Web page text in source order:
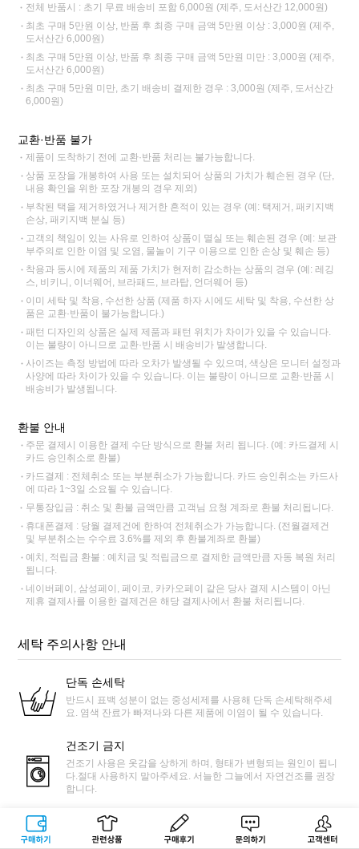
구매하기 관련상품 상품후기 문의하기 고객센터
전체 반품시 : 초기 무료 배송비 포함 6,000원 (제주, 도서산간 12,000원)
최초 구매 5만원 이상, 반품 후 최종 구매 금액 5만원 이상 : 3,000원 (제주,
도서산간 6,000원)
최초 구매 5만원 이상, 반품 후 최종 구매 금액 5만원 미만 : 3,000원 (제주,
도서산간 6,000원)
최초 구매 5만원 미만, 초기 배송비 결제한 경우 : 3,000원 (제주, 도서산간
6,000원)
교환·반품 불가
제품이 도착하기 전에 교환·반품 처리는 불가능합니다.
상품 포장을 개봉하여 사용 또는 설치되어 상품의 가치가 훼손된 경우 (단,
내용 확인을 위한 포장 개봉의 경우 제외)
부착된 택을 제거하였거나 제거한 흔적이 있는 경우 (예: 택제거, 패키지백
손상, 패키지백 분실 등)
고객의 책임이 있는 사유로 인하여 상품이 멸실 또는 훼손된 경우 (예: 보관
부주의로 인한 이염 및 오염, 물놀이 기구 이용으로 인한 손상 및 훼손 등)
착용과 동시에 제품의 제품 가치가 현저히 감소하는 상품의 경우 (예: 레깅
스, 비키니, 이너웨어, 브라패드, 브라탑, 언더웨어 등)
이미 세탁 및 착용, 수선한 상품 (제품 하자 시에도 세탁 및 착용, 수선한 상
품은 교환·반품이 불가능합니다.)
패턴 디자인의 상품은 실제 제품과 패턴 위치가 차이가 있을 수 있습니다.
이는 불량이 아니므로 교환·반품 시 배송비가 발생합니다.
사이즈는 측정 방법에 따라 오차가 발생될 수 있으며, 색상은 모니터 설정과
사양에 따라 차이가 있을 수 있습니다. 이는 불량이 아니므로 교환·반품 시
배송비가 발생됩니다.
환불 안내
주문 결제시 이용한 결제 수단 방식으로 환불 처리 됩니다. (예: 카드결제 시
카드 승인취소로 환불)
카드결제 : 전체취소 또는 부분취소가 가능합니다. 카드 승인취소는 카드사
에 따라 1~3일 소요될 수 있습니다.
무통장입금 : 취소 및 환불 금액만큼 고객님 요청 계좌로 환불 처리됩니다.
휴대폰결제 : 당월 결제건에 한하여 전체취소가 가능합니다. (전월결제건
및 부분취소는 수수료 3.6%를 제외 후 환불계좌로 환불)
예치, 적립금 환불 : 예치금 및 적립금으로 결제한 금액만큼 자동 복원 처리
됩니다.
네이버페이, 삼성페이, 페이코, 카카오페이 같은 당사 결제 시스템이 아닌
제휴 결제사를 이용한 결제건은 해당 결제사에서 환불 처리됩니다.
세탁 주의사항 안내
단독 손세탁
반드시 표백 성분이 없는 중성세제를 사용해 단독 손세탁해주세
요. 염색 잔료가 빠져나와 다른 제품에 이염이 될 수 있습니다.
건조기 금지
건조기 사용은 옷감을 상하게 하며, 형태가 변형되는 원인이 됩니
다.절대 사용하지 말아주세요. 서늘한 그늘에서 자연건조를 권장
합니다.
트렁크 보관 금지
제품 사용 후 젖어있는 상태로 장기간 밀폐 시 변색에 원인이 됩니